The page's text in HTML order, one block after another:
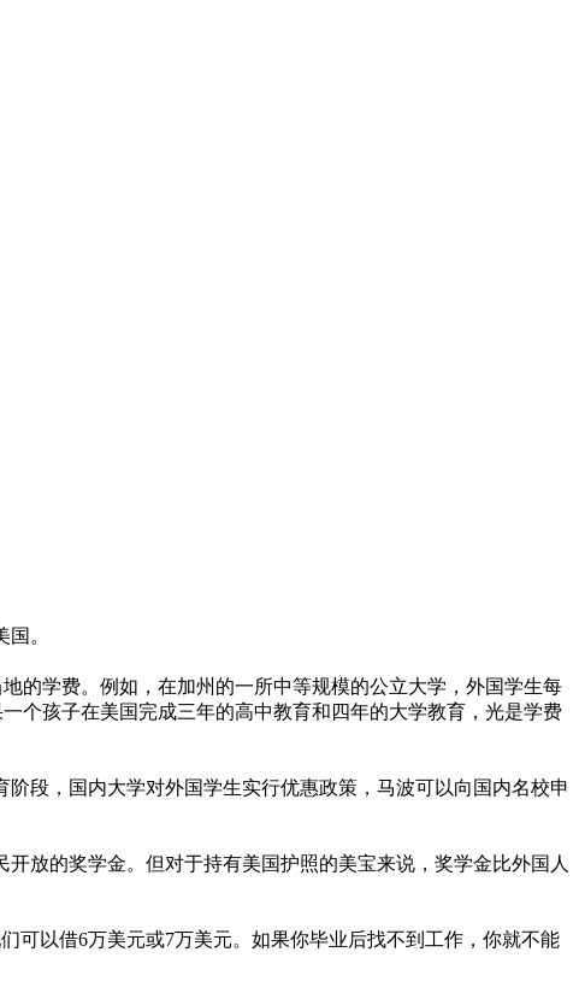
。
的学费。例如，在加州的一所中等规模的公立大学，外国学生每
个孩子在美国完成三年的高中教育和四年的大学教育，光是学费
段，国内大学对外国学生实行优惠政策，马波可以向国内名校申
放的奖学金。但对于持有美国护照的美宝来说，奖学金比外国人
可以借6万美元或7万美元。如果你毕业后找不到工作，你就不能